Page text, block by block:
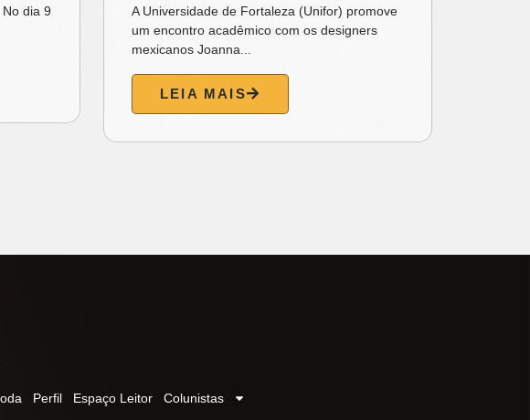
dia 9
A Universidade de Fortaleza (Unifor) promove
um encontro acadêmico com os designers
mexicanos Joanna...
LEIA MAIS
Perfil Espaço Leitor Colunistas